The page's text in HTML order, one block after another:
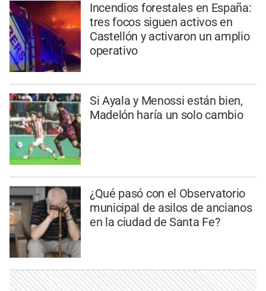
Incendios forestales en España:
tres focos siguen activos en
Castellón y activaron un amplio
operativo
Si Ayala y Menossi están bien,
Madelón haría un solo cambio
¿Qué pasó con el Observatorio
municipal de asilos de ancianos
en la ciudad de Santa Fe?